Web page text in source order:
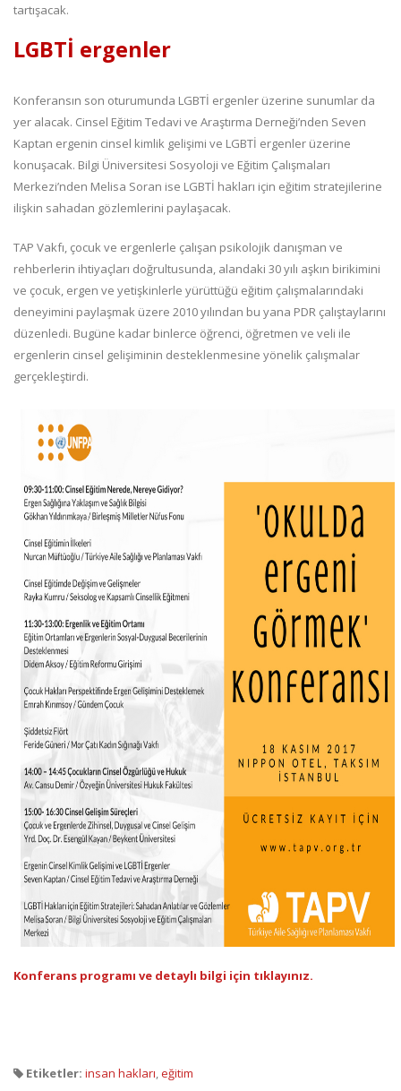
tartışacak.
LGBTİ ergenler
Konferansın son oturumunda LGBTİ ergenler üzerine sunumlar da
yer alacak. Cinsel Eğitim Tedavi ve Araştırma Derneği’nden Seven
Kaptan ergenin cinsel kimlik gelişimi ve LGBTİ ergenler üzerine
konuşacak. Bilgi Üniversitesi Sosyoloji ve Eğitim Çalışmaları
Merkezi’nden Melisa Soran ise LGBTİ hakları için eğitim stratejilerine
ilişkin sahadan gözlemlerini paylaşacak.
TAP Vakfı, çocuk ve ergenlerle çalışan psikolojik danışman ve
rehberlerin ihtiyaçları doğrultusunda, alandaki 30 yılı aşkın birikimini
ve çocuk, ergen ve yetişkinlerle yürüttüğü eğitim çalışmalarındaki
deneyimini paylaşmak üzere 2010 yılından bu yana PDR çalıştaylarını
düzenledi. Bugüne kadar binlerce öğrenci, öğretmen ve veli ile
ergenlerin cinsel gelişiminin desteklenmesine yönelik çalışmalar
gerçekleştirdi.
Konferans programı ve detaylı bilgi için tıklayınız.
Etiketler: insan hakları,eğitim